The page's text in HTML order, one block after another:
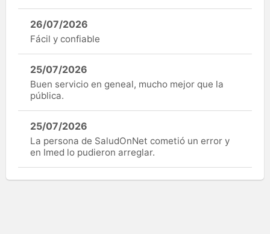
26/07/2026
Fácil y confiable
25/07/2026
Buen servicio en geneal, mucho mejor que la
pública.
25/07/2026
La persona de SaludOnNet cometió un error y
en Imed lo pudieron arreglar.